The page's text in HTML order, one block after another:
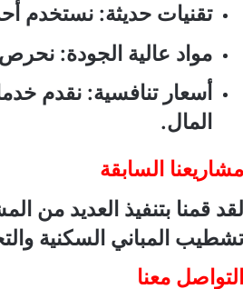
تقنيات حديثة: نستخدم
مواد عالية الجودة: نحرص
أسعار تنافسية: نقدم
المال.
مشاريعنا السابقة
لقد قمنا بتنفيذ العديد من
تشطيب المباني السكنية
التواصل معنا